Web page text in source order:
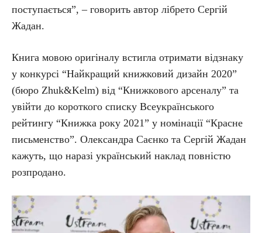
поступається”, – говорить автор лібрето Сергій
Жадан.
Книга мовою оригіналу встигла отримати відзнаку
у конкурсі “Найкращий книжковий дизайн 2020”
(бюро Zhuk&Kelm) від “Книжкового арсеналу” та
увійти до короткого списку Всеукраїнського
рейтингу “Книжка року 2021” у номінації “Красне
письменство”. Олександра Саєнко та Сергій Жадан
кажуть, що наразі український наклад повністю
розпродано.